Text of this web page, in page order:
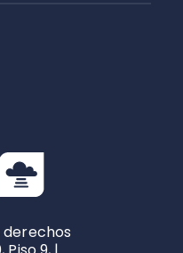
derechos